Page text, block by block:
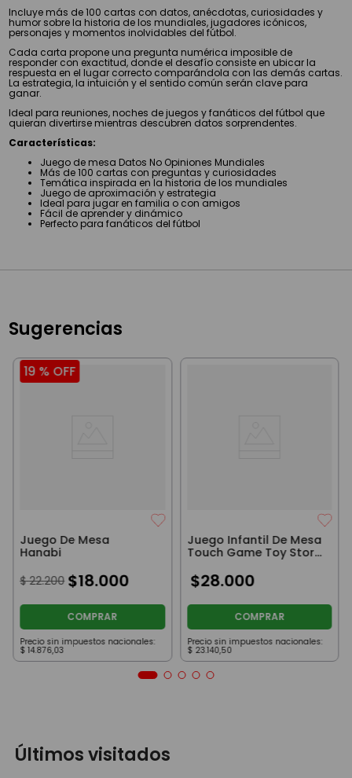
Incluye más de 100 cartas con datos, anécdotas, curiosidades y
humor sobre la historia de los mundiales, jugadores icónicos,
personajes y momentos inolvidables del fútbol.
Cada carta propone una pregunta numérica imposible de
responder con exactitud, donde el desafío consiste en ubicar la
respuesta en el lugar correcto comparándola con las demás cartas.
La estrategia, la intuición y el sentido común serán clave para
ganar.
Ideal para reuniones, noches de juegos y fanáticos del fútbol que
quieran divertirse mientras descubren datos sorprendentes.
Características:
Juego de mesa Datos No Opiniones Mundiales
Más de 100 cartas con preguntas y curiosidades
Temática inspirada en la historia de los mundiales
Juego de aproximación y estrategia
Ideal para jugar en familia o con amigos
Fácil de aprender y dinámico
Perfecto para fanáticos del fútbol
Sugerencias
19 % OFF
Juego De Mesa
Hanabi
$ 22.200 $18.000
COMPRAR
Precio sin impuestos nacionales:
$ 14.876,03
Juego Infantil De Mesa
Touch Game Toy Story
$28.000
COMPRAR
Precio sin impuestos nacionales:
$ 23.140,50
Últimos visitados